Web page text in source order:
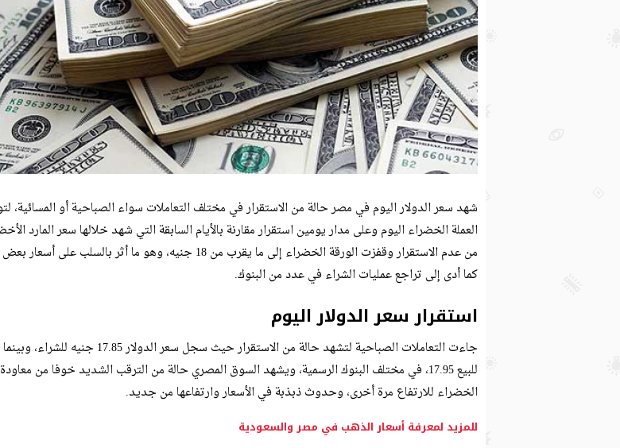
شهد سعر الدولار اليوم في مصر حالة من الاستقرار في مختلف التعاملات سواء الصباحية أو المسائية،
العملة الخضراء اليوم وعلى مدار يومين استقرار مقارنة بالأيام السابقة التي شهد خلالها سعر المارد
من عدم الاستقرار وقفزت الورقة الخضراء إلى ما يقرب من 18 جنيه، وهو ما أثر بالسلب على
كما أدى إلى تراجع عمليات الشراء في عدد من البنوك.
استقرار سعر الدولار اليوم
جاءت التعاملات الصباحية لتشهد حالة من الاستقرار حيث سجل سعر الدولار 17.85
للبيع 17.95، في مختلف البنوك الرسمية، ويشهد السوق المصري حالة من الترقب الشديد خوفا من
الخضراء للارتفاع مرة أخرى، وحدوث ذبذبة في الأسعار وارتفاعها من جديد.
للمزيد لمعرفة أسعار الذهب في مصر والسعودية